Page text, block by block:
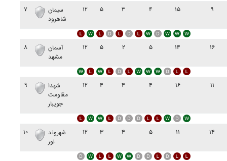
۷
سيمان
شاهرود
۱۲ ۵ ۳ ۴ ۱۵ ۹
۸
آسمان
مشهد
۱۲ ۵ ۲ ۵ ۱۴ ۱۶
۹
شهدا
مقاومت
جويبار
۱۲ ۴ ۴ ۴ ۱۶ ۱۱
۱۰
شهروند
نور
۱۲ ۳ ۴ ۵ ۱۱ ۱۴